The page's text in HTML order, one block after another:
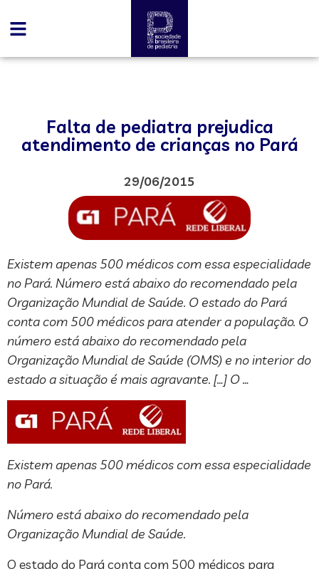
Falta de pediatra prejudica
atendimento de crianças no Pará
29/06/2015
Existem apenas 500 médicos com essa especialidade
no Pará. Número está abaixo do recomendado pela
Organização Mundial de Saúde. O estado do Pará
conta com 500 médicos para atender a população. O
número está abaixo do recomendado pela
Organização Mundial de Saúde (OMS) e no interior do
estado a situação é mais agravante. […] O …
Existem apenas 500 médicos com essa especialidade
no Pará.
Número está abaixo do recomendado pela
Organização Mundial de Saúde.
O estado do Pará conta com 500 médicos para